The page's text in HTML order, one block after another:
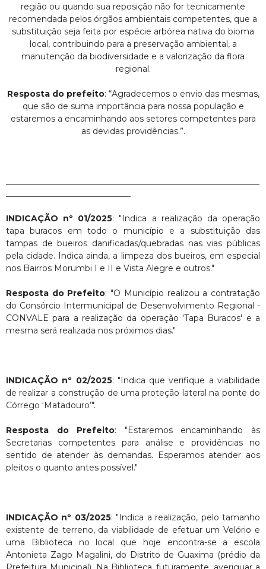
região ou quando sua reposição não for tecnicamente
recomendada pelos órgãos ambientais competentes, que a
substituição seja feita por espécie arbórea nativa do bioma
local, contribuindo para a preservação ambiental, a
manutenção da biodiversidade e a valorização da flora
regional.
Resposta do prefeito: “Agradecemos o envio das mesmas,
que são de suma importância para nossa população e
estaremos a encaminhando aos setores competentes para
as devidas providências.”.
INDICAÇÃO nº 01/2025: "Indica a realização da operação
tapa buracos em todo o município e a substituição das
tampas de bueiros danificadas/quebradas nas vias públicas
pela cidade. Indica ainda, a limpeza dos bueiros, em especial
nos Bairros Morumbi I e II e Vista Alegre e outros."
Resposta do Prefeito: "O Município realizou a contratação
do Consórcio Intermunicipal de Desenvolvimento Regional -
CONVALE para a realização da operação 'Tapa Buracos' e a
mesma será realizada nos próximos dias."
INDICAÇÃO nº 02/2025: "Indica que verifique a viabilidade
de realizar a construção de uma proteção lateral na ponte do
Córrego ‘Matadouro’".
Resposta do Prefeito: "Estaremos encaminhando às
Secretarias competentes para análise e providências no
sentido de atender às demandas. Esperamos atender aos
pleitos o quanto antes possível."
INDICAÇÃO nº 03/2025: "Indica a realização, pelo tamanho
existente de terreno, da viabilidade de efetuar um Velório e
uma Biblioteca no local que hoje encontra-se a escola
Antonieta Zago Magalini, do Distrito de Guaxima (prédio da